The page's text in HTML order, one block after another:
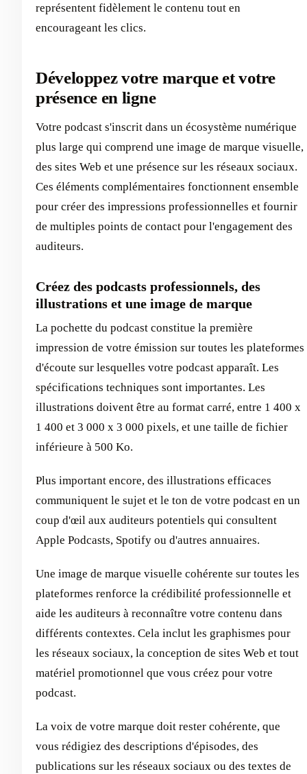
représentent fidèlement le contenu tout en
encourageant les clics.
Développez votre marque et votre
présence en ligne
Votre podcast s'inscrit dans un écosystème numérique
plus large qui comprend une image de marque visuelle,
des sites Web et une présence sur les réseaux sociaux.
Ces éléments complémentaires fonctionnent ensemble
pour créer des impressions professionnelles et fournir
de multiples points de contact pour l'engagement des
auditeurs.
Créez des podcasts professionnels, des
illustrations et une image de marque
La pochette du podcast constitue la première
impression de votre émission sur toutes les plateformes
d'écoute sur lesquelles votre podcast apparaît. Les
spécifications techniques sont importantes. Les
illustrations doivent être au format carré, entre 1 400 x
1 400 et 3 000 x 3 000 pixels, et une taille de fichier
inférieure à 500 Ko.
Plus important encore, des illustrations efficaces
communiquent le sujet et le ton de votre podcast en un
coup d'œil aux auditeurs potentiels qui consultent
Apple Podcasts, Spotify ou d'autres annuaires.
Une image de marque visuelle cohérente sur toutes les
plateformes renforce la crédibilité professionnelle et
aide les auditeurs à reconnaître votre contenu dans
différents contextes. Cela inclut les graphismes pour
les réseaux sociaux, la conception de sites Web et tout
matériel promotionnel que vous créez pour votre
podcast.
La voix de votre marque doit rester cohérente, que
vous rédigiez des descriptions d'épisodes, des
publications sur les réseaux sociaux ou des textes de